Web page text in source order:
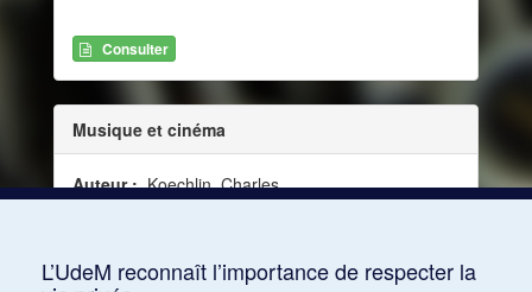
Consulter
Musique et cinéma
Auteur :Koechlin, Charles
L’UdeM reconnaît l’importance de respecter la